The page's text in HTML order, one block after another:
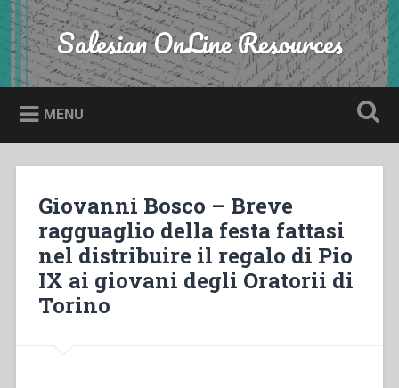
Skip
to
content
Search Salesian OnLine Resources
MENU
Giovanni Bosco – Breve
ragguaglio della festa fattasi
nel distribuire il regalo di Pio
IX ai giovani degli Oratorii di
Torino